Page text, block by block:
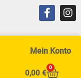
Mein Konto
0,00 €
0